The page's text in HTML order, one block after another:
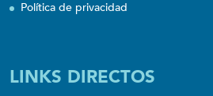
Política de privacidad
LINKS DIRECTOS